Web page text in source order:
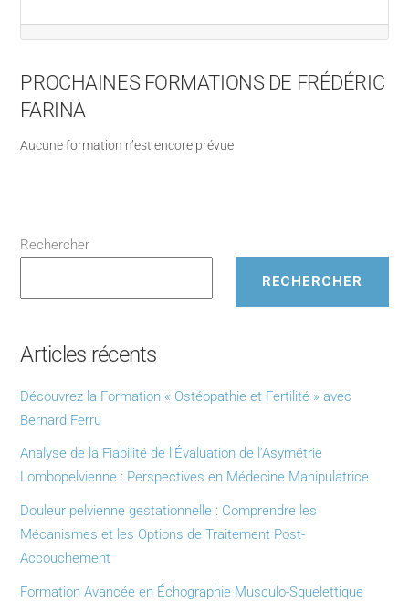
PROCHAINES FORMATIONS DE FRÉDÉRIC
FARINA
Aucune formation n’est encore prévue
Rechercher
RECHERCHER
Articles récents
Découvrez la Formation « Ostéopathie et Fertilité » avec
Bernard Ferru
Analyse de la Fiabilité de l’Évaluation de l’Asymétrie
Lombopelvienne : Perspectives en Médecine Manipulatrice
Douleur pelvienne gestationnelle : Comprendre les
Mécanismes et les Options de Traitement Post-
Accouchement
Formation Avancée en Échographie Musculo-Squelettique